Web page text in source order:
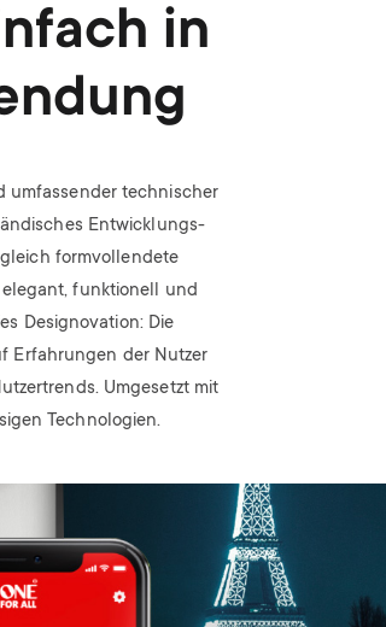
in
umfassender technischer
Entwicklungs-
formvollendete
funktionell und
Designovation: Die
Erfahrungen der Nutzer
Umgesetzt mit
Technologien.